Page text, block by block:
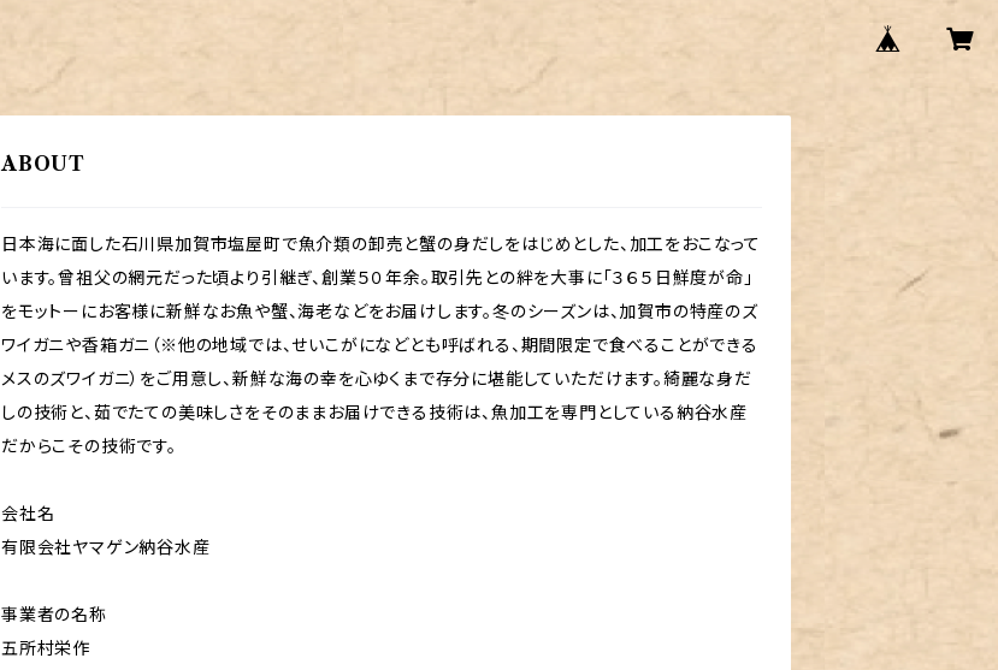
ABOUT
日本海に面した石川県加賀市塩屋町で魚介類の卸売と蟹の身だしをはじめとした、加工をおこなって
います。曾祖父の網元だった頃より引継ぎ、創業５０年余。取引先との絆を大事に「３６５日鮮度が命」
をモットーにお客様に新鮮なお魚や蟹、海老などをお届けします。冬のシーズンは、加賀市の特産のズ
ワイガニや香箱ガニ（※他の地域では、せいこがになどとも呼ばれる、期間限定で食べることができる
メスのズワイガニ）をご用意し、新鮮な海の幸を心ゆくまで存分に堪能していただけます。綺麗な身だ
しの技術と、茹でたての美味しさをそのままお届けできる技術は、魚加工を専門としている納谷水産
だからこその技術です。
会社名
有限会社ヤマゲン納谷水産
事業者の名称
五所村栄作